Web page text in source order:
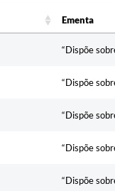
Ementa
“Dispõe
“Dispõe
“Dispõe
“Dispõe
“Dispõe